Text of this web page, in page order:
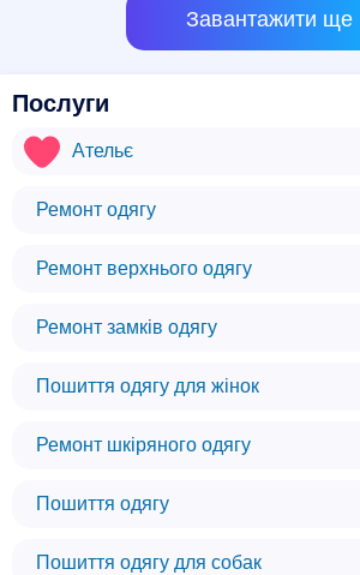
Завантажити ще
Послуги
Ательє
Ремонт одягу
Ремонт верхнього одягу
Ремонт замків одягу
Пошиття одягу для жінок
Ремонт шкіряного одягу
Пошиття одягу
Пошиття одягу для собак